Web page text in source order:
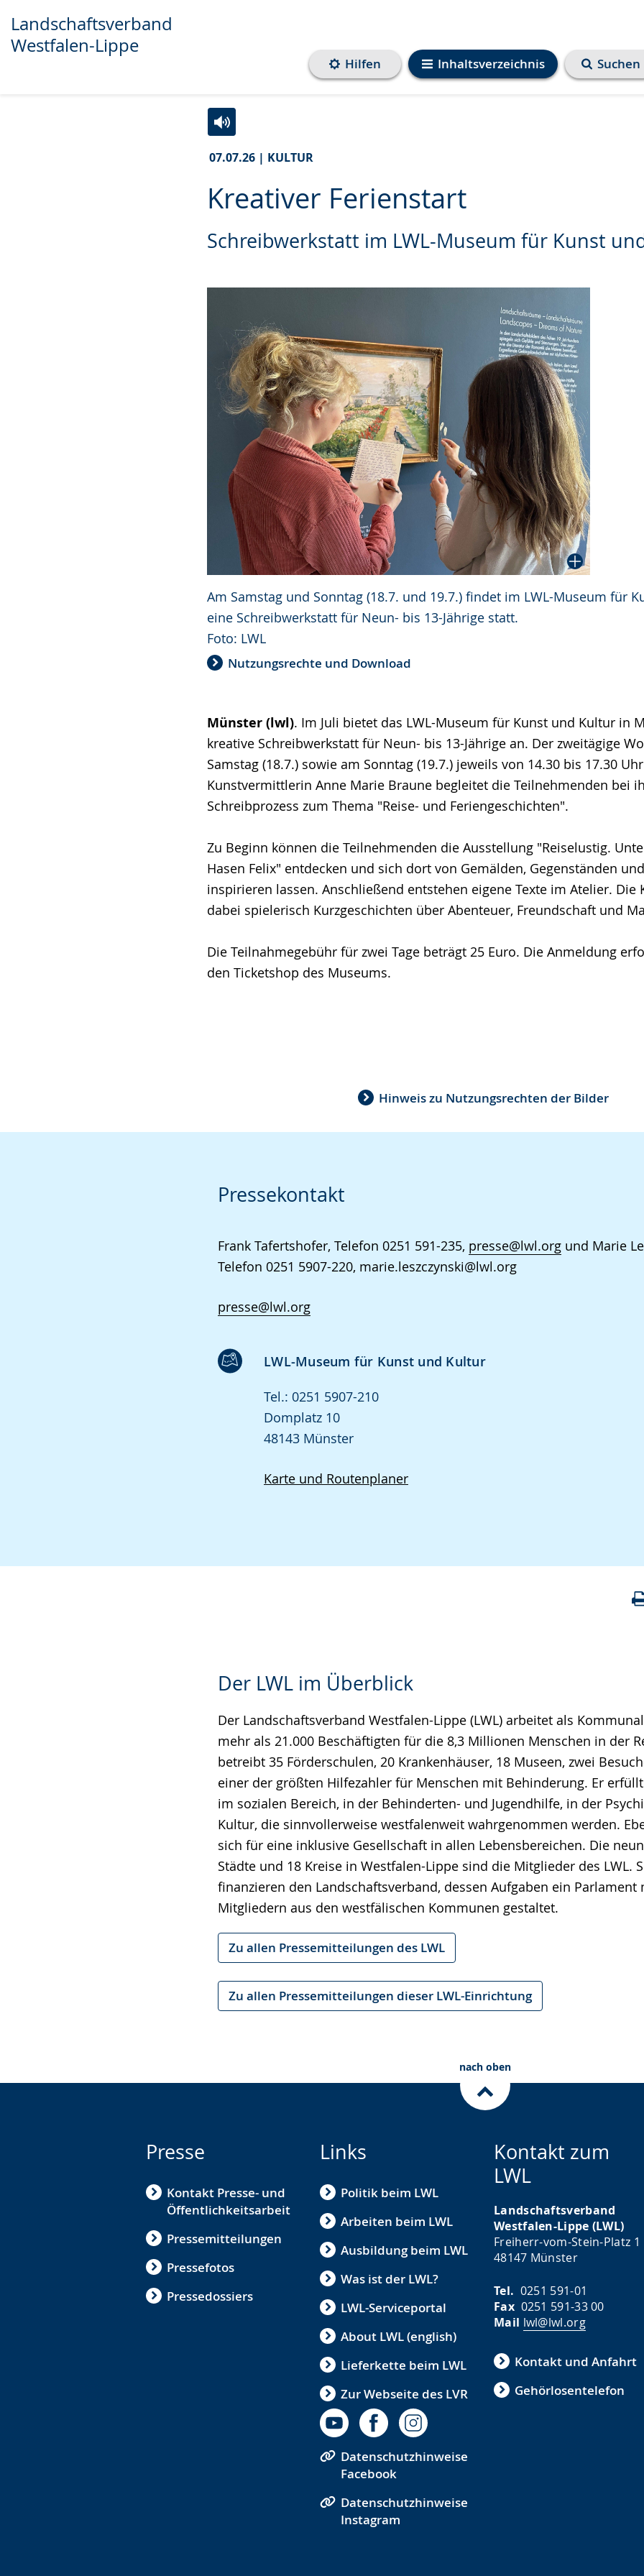
Landschaftsverband
Westfalen-Lippe
Inhaltsverzeichnis
Hilfen Suchen
07.07.26 | KULTUR
Kreativer Ferienstart
Schreibwerkstatt im LWL-Museum für Kunst
Am Samstag und Sonntag (18.7. und 19.7.) findet im LWL-Museum für
eine Schreibwerkstatt für Neun- bis 13-Jährige statt.
Foto: LWL
Nutzungsrechte und Download
Münster (lwl). Im Juli bietet das LWL-Museum für Kunst und Kultur in
kreative Schreibwerkstatt für Neun- bis 13-Jährige an. Der zweitägige
Samstag (18.7.) sowie am Sonntag (19.7.) jeweils von 14.30 bis 17.30
Kunstvermittlerin Anne Marie Braune begleitet die Teilnehmenden bei
Schreibprozess zum Thema "Reise- und Feriengeschichten".
Zu Beginn können die Teilnehmenden die Ausstellung "Reiselustig.
Hasen Felix" entdecken und sich dort von Gemälden, Gegenständen
inspirieren lassen. Anschließend entstehen eigene Texte im Atelier. Die
dabei spielerisch Kurzgeschichten über Abenteuer, Freundschaft und
Die Teilnahmegebühr für zwei Tage beträgt 25 Euro. Die Anmeldung
den Ticketshop des Museums.
Leichten
Sprache
wechseln.
Audio-
Unterstützung.
Video
in
Deutscher
Gebärdensprache
wird
Hinweis zu Nutzungsrechten der Bilder
Pressekontakt
Frank Tafertshofer, Telefon 0251 591-235, presse@lwl.org und Marie
Telefon 0251 5907-220, marie.leszczynski@lwl.org
presse@lwl.org
LWL-Museum für Kunst und Kultur
Tel.: 0251 5907-210
Domplatz 10
48143 Münster
Karte und Routenplaner
Der LWL im Überblick
Der Landschaftsverband Westfalen-Lippe (LWL) arbeitet als
mehr als 21.000 Beschäftigten für die 8,3 Millionen Menschen in der
betreibt 35 Förderschulen, 20 Krankenhäuser, 18 Museen, zwei
einer der größten Hilfezahler für Menschen mit Behinderung. Er
im sozialen Bereich, in der Behinderten- und Jugendhilfe, in der
Kultur, die sinnvollerweise westfalenweit wahrgenommen werden.
sich für eine inklusive Gesellschaft in allen Lebensbereichen. Die
Städte und 18 Kreise in Westfalen-Lippe sind die Mitglieder des LWL.
finanzieren den Landschaftsverband, dessen Aufgaben ein Parlament
Mitgliedern aus den westfälischen Kommunen gestaltet.
Zu allen Pressemitteilungen des LWL
Zu allen Pressemitteilungen dieser LWL-Einrichtung
nach oben
Presse
Kontakt Presse- und
Öffentlichkeitsarbeit
Pressemitteilungen
Pressefotos
Pressedossiers
Links
Politik beim LWL
Arbeiten beim LWL
Ausbildung beim LWL
Was ist der LWL?
LWL-Serviceportal
About LWL (english)
Lieferkette beim LWL
Zur Webseite des LVR
Datenschutzhinweise
Facebook
Datenschutzhinweise
Instagram
Kontakt zum
LWL
Landschaftsverband
Westfalen-Lippe (LWL)
Freiherr-vom-Stein-Platz 1
48147 Münster
Tel. 0251 591-01
Fax0251 591-33 00
Mail lwl@lwl.org
Kontakt und Anfahrt
Gehörlosentelefon